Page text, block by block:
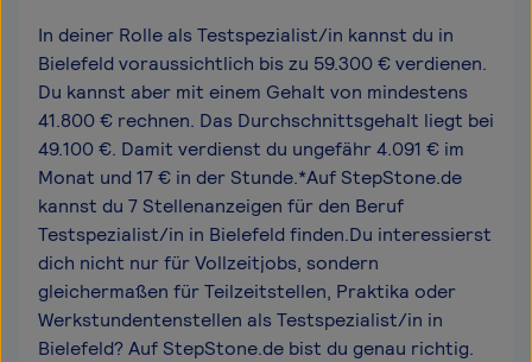
In deiner Rolle als Testspezialist/in kannst du in
Bielefeld voraussichtlich bis zu 59.300 € verdienen.
Du kannst aber mit einem Gehalt von mindestens
41.800 € rechnen. Das Durchschnittsgehalt liegt bei
49.100 €. Damit verdienst du ungefähr 4.091 € im
Monat und 17 € in der Stunde.*Auf StepStone.de
kannst du 7 Stellenanzeigen für den Beruf
Testspezialist/in in Bielefeld finden.Du interessierst
dich nicht nur für Vollzeitjobs, sondern
gleichermaßen für Teilzeitstellen, Praktika oder
Werkstundentenstellen als Testspezialist/in in
Bielefeld? Auf StepStone.de bist du genau richtig.